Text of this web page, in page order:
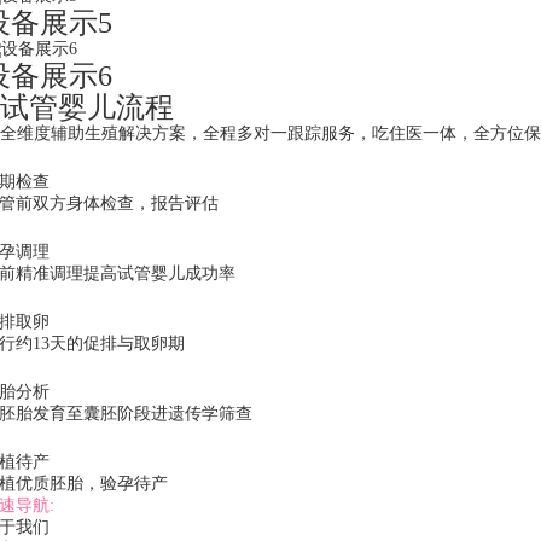
备展示5
备展示6
试管婴儿流程
全维度辅助生殖解决方案，全程多对一跟踪服务，吃住医一体，全方位
检查
前双方身体检查，报告评估
调理
精准调理提高试管婴儿成功率
取卵
约13天的促排与取卵期
分析
胎发育至囊胚阶段进遗传学筛查
待产
优质胚胎，验孕待产
导航:
我们